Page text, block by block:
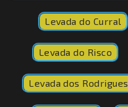
Levada do Curral
Levada do Risco
Levada dos Rodrigues